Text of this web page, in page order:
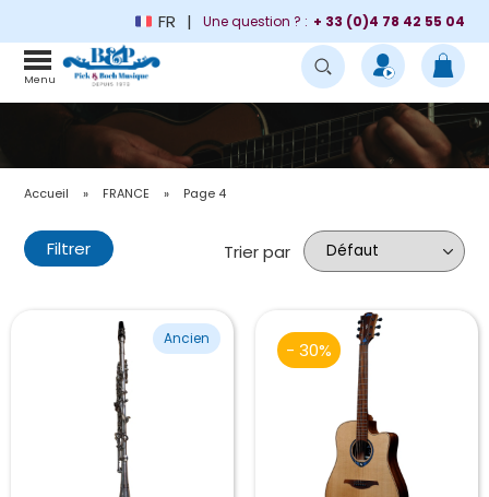
FR Une question ? : + 33 (0)4 78 42 55 04
Menu
Accueil » FRANCE » Page 4
Filtrer Trier par
Ancien
- 30%